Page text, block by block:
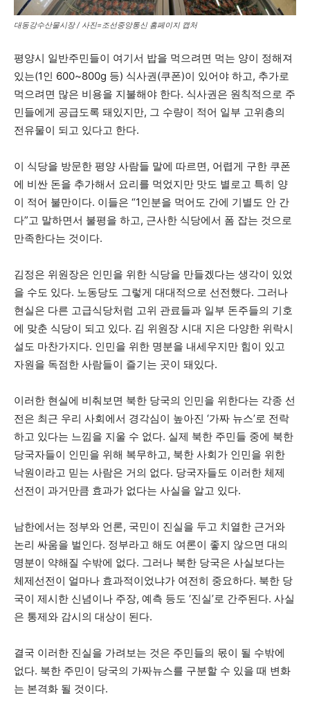
대동강수산물시장 / 사진=조선중앙통신 홈페이지 캡처
평양시 일반주민들이 여기서 밥을 먹으려면 먹는 양이 정해져
있는(1인 600~800g 등) 식사권(쿠폰)이 있어야 하고, 추가로
먹으려면 많은 비용을 지불해야 한다. 식사권은 원칙적으로 주
민들에게 공급도록 돼있지만, 그 수량이 적어 일부 고위층의
전유물이 되고 있다고 한다.
이 식당을 방문한 평양 사람들 말에 따르면, 어렵게 구한 쿠폰
에 비싼 돈을 추가해서 요리를 먹었지만 맛도 별로고 특히 양
이 적어 불만이다. 이들은 “1인분을 먹어도 간에 기별도 안 간
다”고 말하면서 불평을 하고, 근사한 식당에서 폼 잡는 것으로
만족한다는 것이다.
김정은 위원장은 인민을 위한 식당을 만들겠다는 생각이 있었
을 수도 있다. 노동당도 그렇게 대대적으로 선전했다. 그러나
현실은 다른 고급식당처럼 고위 관료들과 일부 돈주들의 기호
에 맞춘 식당이 되고 있다. 김 위원장 시대 지은 다양한 위락시
설도 마찬가지다. 인민을 위한 명분을 내세우지만 힘이 있고
자원을 독점한 사람들이 즐기는 곳이 돼있다.
이러한 현실에 비춰보면 북한 당국의 인민을 위한다는 각종 선
전은 최근 우리 사회에서 경각심이 높아진 ‘가짜 뉴스’로 전락
하고 있다는 느낌을 지울 수 없다. 실제 북한 주민들 중에 북한
당국자들이 인민을 위해 복무하고, 북한 사회가 인민을 위한
낙원이라고 믿는 사람은 거의 없다. 당국자들도 이러한 체제
선전이 과거만큼 효과가 없다는 사실을 알고 있다.
남한에서는 정부와 언론, 국민이 진실을 두고 치열한 근거와
논리 싸움을 벌인다. 정부라고 해도 여론이 좋지 않으면 대의
명분이 약해질 수밖에 없다. 그러나 북한 당국은 사실보다는
체제선전이 얼마나 효과적이었냐가 여전히 중요하다. 북한 당
국이 제시한 신념이나 주장, 예측 등도 ‘진실’로 간주된다. 사실
은 통제와 감시의 대상이 된다.
결국 이러한 진실을 가려보는 것은 주민들의 몫이 될 수밖에
없다. 북한 주민이 당국의 가짜뉴스를 구분할 수 있을 때 변화
는 본격화 될 것이다.